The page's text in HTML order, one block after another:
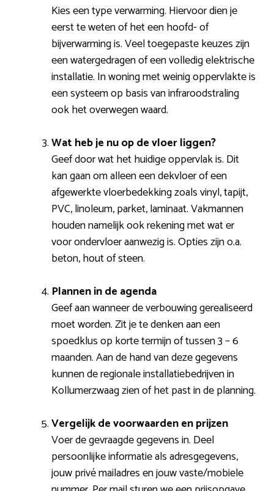
Kies een type verwarming. Hiervoor dien je
eerst te weten of het een hoofd- of
bijverwarming is. Veel toegepaste keuzes zijn
een watergedragen of een volledig elektrische
installatie. In woning met weinig oppervlakte is
een systeem op basis van infraroodstraling
ook het overwegen waard.
Wat heb je nu op de vloer liggen?
Geef door wat het huidige oppervlak is. Dit
kan gaan om alleen een dekvloer of een
afgewerkte vloerbedekking zoals vinyl, tapijt,
PVC, linoleum, parket, laminaat. Vakmannen
houden namelijk ook rekening met wat er
voor ondervloer aanwezig is. Opties zijn o.a.
beton, hout of steen.
Plannen in de agenda
Geef aan wanneer de verbouwing gerealiseerd
moet worden. Zit je te denken aan een
spoedklus op korte termijn of tussen 3 – 6
maanden. Aan de hand van deze gegevens
kunnen de regionale installatiebedrijven in
Kollumerzwaag zien of het past in de planning.
Vergelijk de voorwaarden en prijzen
Voer de gevraagde gegevens in. Deel
persoonlijke informatie als adresgegevens,
jouw privé mailadres en jouw vaste/mobiele